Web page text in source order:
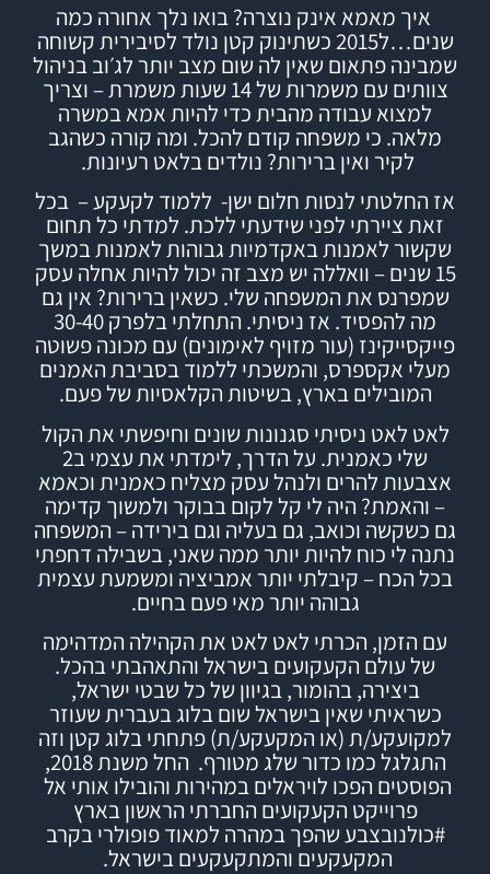
איך מאמא אינק נוצרה?בואו נלך אחורה כמה
שנים…ל2015 כשתינוק קטן נולד לסיבירית קשוחה
שמבינה פתאום שאין לה שום מצב יותר לג׳וב בניהול
צוותים עם משמרות של 14 שעות משמרת – וצריך
למצוא עבודה מהבית כדי להיות אמא במשרה
מלאה. כי משפחה קודם להכל. ומה קורה כשהגב
לקיר ואין ברירות? נולדים בלאט רעיונות.
אז החלטתי לנסות חלום ישן- ללמוד לקעקע – בכל
זאת ציירתי לפני שידעתי ללכת. למדתי כל תחום
שקשור לאמנות באקדמיות גבוהות לאמנות במשך
15 שנים – וואללה יש מצב זה יכול להיות אחלה עסק
שמפרנס את המשפחה שלי. כשאין ברירות? אין גם
מה להפסיד. אז ניסיתי.
התחלתי בלפרק 30-40
פייקסייקינז (עור מזויף לאימונים) עם מכונה פשוטה
מעלי אקספרס, והמשכתי ללמודבסביבת האמנים
המובילים בארץ,בשיטות הקלאסיות של פעם.
לאט לאט ניסיתי סגנונות שונים וחיפשתי את הקול
שלי כאמנית. על הדרך, לימדתי את עצמי ב2
אצבעות להרים ולנהל עסק מצליח כאמנית וכאמא
– והאמת? היה לי קל לקום בבוקר ולמשוך קדימה
גם כשקשה וכואב, גם בעליה וגם בירידה – המשפחה
נתנה לי כוח להיות יותר ממה שאני, בשבילה דחפתי
בכל הכח – קיבלתי יותר אמביציה ומשמעת עצמית
גבוהה יותר מאי פעם בחיים.
עם הזמן, הכרתי לאט לאט את הקהילה המדהימה
של עולם הקעקועים בישראל והתאהבתי בהכל.
ביצירה, בהומור, בגיוון של כל שבטי ישראל,
כשראיתי שאין בישראל שום בלוג בעברית שעוזר
למקועקע/ת (או המקעקע/ת) פתחתיבלוגקטן וזה
התגלגל כמו כדור שלג מטורף.
החל משנת 2018,
הפוסטים הפכו לויראלים במהירות והובילו אותי אל
פרוייקט הקעקועים החברתי הראשון בארץ
#כולנובצבעשהפך במהרה למאוד פופולרי בקרב
המקעקעים והמתקעקעים בישראל.